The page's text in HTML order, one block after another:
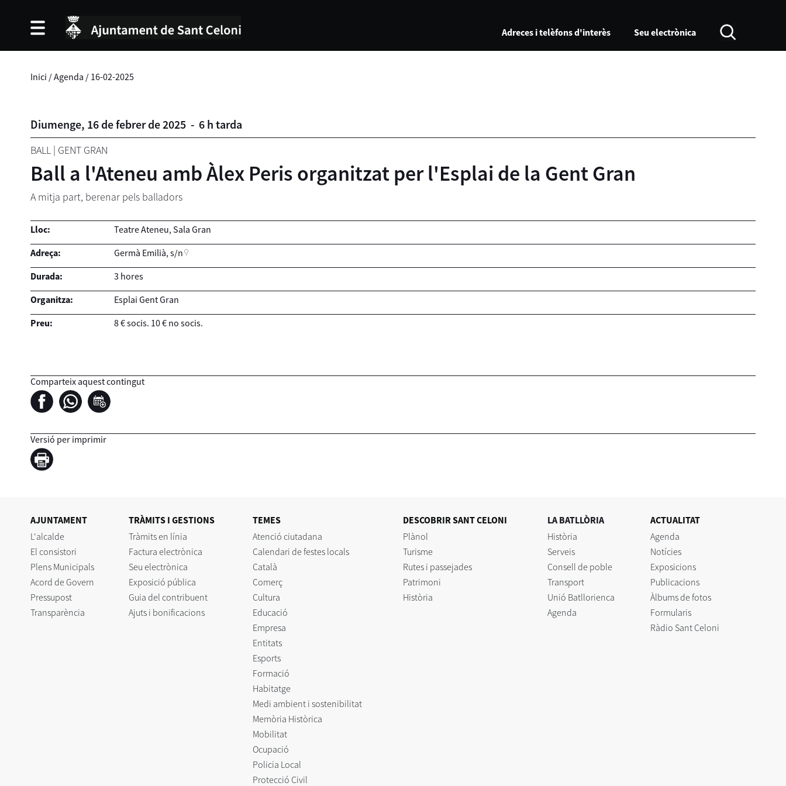
Adreces i telèfons d'interès Seu electrònica
Inici /Agenda / 16-02-2025
Diumenge, 16 defebrer de2025 - 6 h tarda
BALL | GENT GRAN
Ball a l'Ateneu amb Àlex Peris organitzat per l'Esplai de la Gent Gran
A mitja part, berenar pels balladors
Lloc:
Teatre Ateneu, Sala Gran
Adreça:
Germà Emilià, s/n
Durada:
3 hores
Organitza:
Esplai Gent Gran
Preu:
8 € socis. 10 € no socis.
Comparteix aquest contingut
Versió per imprimir
AJUNTAMENT
L'alcalde
El consistori
Plens Municipals
Acord de Govern
Pressupost
Transparència
TRÀMITS I GESTIONS
Tràmits en línia
Factura electrònica
Seu electrònica
Exposició pública
Guia del contribuent
Ajuts i bonificacions
TEMES
Atenció ciutadana
Calendari de festes locals
Català
Comerç
Cultura
Educació
Empresa
Entitats
Esports
Formació
Habitatge
Medi ambient i sostenibilitat
Memòria Històrica
Mobilitat
Ocupació
Policia Local
Protecció Civil
DESCOBRIR SANT CELONI
Plànol
Turisme
Rutes i passejades
Patrimoni
Història
LA BATLLÒRIA
Història
Serveis
Consell de poble
Transport
Unió Batllorienca
Agenda
ACTUALITAT
Agenda
Notícies
Exposicions
Publicacions
Àlbums de fotos
Formularis
Ràdio Sant Celoni